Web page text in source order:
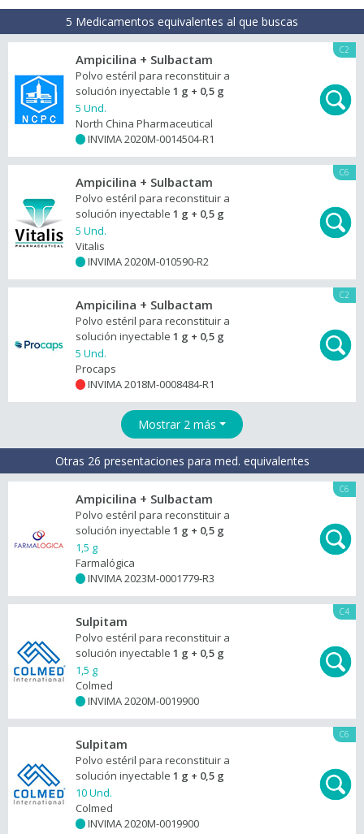
5 Medicamentos equivalentes al que buscas
C2
Ampicilina + Sulbactam
Polvo estéril para reconstituir a
solución inyectable 1 g + 0,5 g
5 Und.
North China Pharmaceutical
INVIMA 2020M-0014504-R1
C6
Ampicilina + Sulbactam
Polvo estéril para reconstituir a
solución inyectable 1 g + 0,5 g
5 Und.
Vitalis
INVIMA 2020M-010590-R2
C2
Ampicilina + Sulbactam
Polvo estéril para reconstituir a
solución inyectable 1 g + 0,5 g
5 Und.
Procaps
INVIMA 2018M-0008484-R1
Mostrar 2 más
Otras 26 presentaciones para med. equivalentes
C6
Ampicilina + Sulbactam
Polvo estéril para reconstituir a
solución inyectable 1 g + 0,5 g
1,5 g
Farmalógica
INVIMA 2023M-0001779-R3
C4
Sulpitam
Polvo estéril para reconstituir a
solución inyectable 1 g + 0,5 g
1,5 g
Colmed
INVIMA 2020M-0019900
C6
Sulpitam
Polvo estéril para reconstituir a
solución inyectable 1 g + 0,5 g
10 Und.
Colmed
INVIMA 2020M-0019900